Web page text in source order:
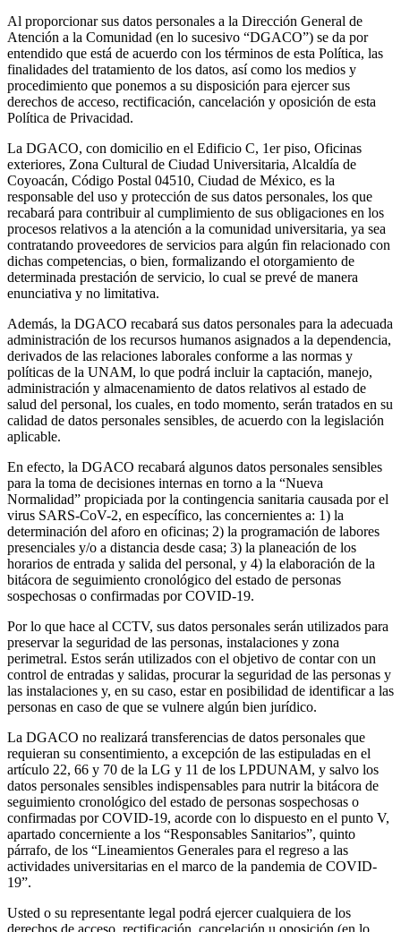
Al proporcionar sus datos personales a la Dirección General de
Atención a la Comunidad (en lo sucesivo “DGACO”) se da por
entendido que está de acuerdo con los términos de esta Política, las
finalidades del tratamiento de los datos, así como los medios y
procedimiento que ponemos a su disposición para ejercer sus
derechos de acceso, rectificación, cancelación y oposición de esta
Política de Privacidad.
La DGACO, con domicilio en el Edificio C, 1er piso, Oficinas
exteriores, Zona Cultural de Ciudad Universitaria, Alcaldía de
Coyoacán, Código Postal 04510, Ciudad de México, es la
responsable del uso y protección de sus datos personales, los que
recabará para contribuir al cumplimiento de sus obligaciones en los
procesos relativos a la atención a la comunidad universitaria, ya sea
contratando proveedores de servicios para algún fin relacionado con
dichas competencias, o bien, formalizando el otorgamiento de
determinada prestación de servicio, lo cual se prevé de manera
enunciativa y no limitativa.
Además, la DGACO recabará sus datos personales para la adecuada
administración de los recursos humanos asignados a la dependencia,
derivados de las relaciones laborales conforme a las normas y
políticas de la UNAM, lo que podrá incluir la captación, manejo,
administración y almacenamiento de datos relativos al estado de
salud del personal, los cuales, en todo momento, serán tratados en su
calidad de datos personales sensibles, de acuerdo con la legislación
aplicable.
En efecto, la DGACO recabará algunos datos personales sensibles
para la toma de decisiones internas en torno a la “Nueva
Normalidad” propiciada por la contingencia sanitaria causada por el
virus SARS-CoV-2, en específico, las concernientes a: 1) la
determinación del aforo en oficinas; 2) la programación de labores
presenciales y/o a distancia desde casa; 3) la planeación de los
horarios de entrada y salida del personal, y 4) la elaboración de la
bitácora de seguimiento cronológico del estado de personas
sospechosas o confirmadas por COVID-19.
Por lo que hace al CCTV, sus datos personales serán utilizados para
preservar la seguridad de las personas, instalaciones y zona
perimetral. Estos serán utilizados con el objetivo de contar con un
control de entradas y salidas, procurar la seguridad de las personas y
las instalaciones y, en su caso, estar en posibilidad de identificar a las
personas en caso de que se vulnere algún bien jurídico.
La DGACO no realizará transferencias de datos personales que
requieran su consentimiento, a excepción de las estipuladas en el
artículo 22, 66 y 70 de la LG y 11 de los LPDUNAM, y salvo los
datos personales sensibles indispensables para nutrir la bitácora de
seguimiento cronológico del estado de personas sospechosas o
confirmadas por COVID-19, acorde con lo dispuesto en el punto V,
apartado concerniente a los “Responsables Sanitarios”, quinto
párrafo, de los “Lineamientos Generales para el regreso a las
actividades universitarias en el marco de la pandemia de COVID-
19”.
Usted o su representante legal podrá ejercer cualquiera de los